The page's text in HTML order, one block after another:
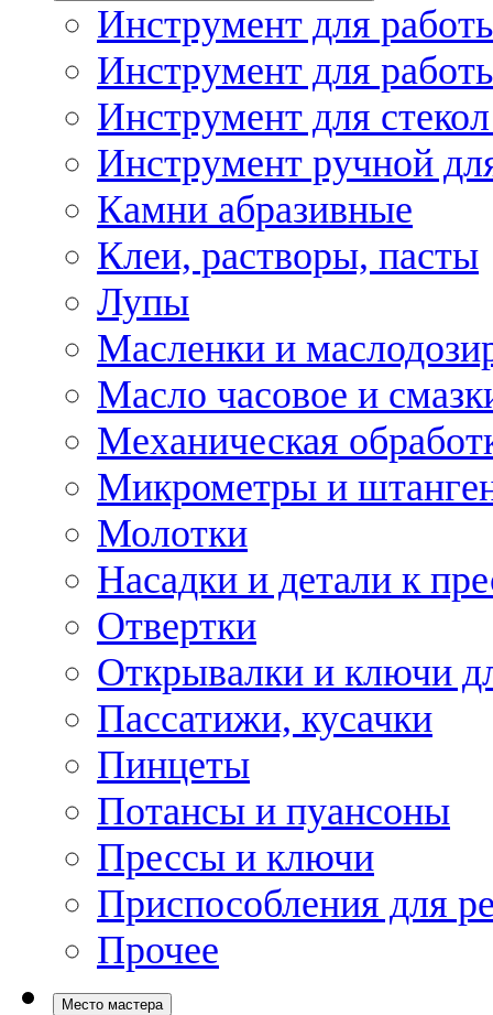
Инструмент для
Инструмент для
Инструмент для
Инструмент ручной
Камни абразивные
Клеи, растворы, пасты
Лупы
Масленки и
Масло часовое и
Механическая
Микрометры и
Молотки
Насадки и детали к
Отвертки
Открывалки и ключи
Пассатижи, кусачки
Пинцеты
Потансы и пуансоны
Прессы и ключи
Приспособления для
Прочее
Место мастера